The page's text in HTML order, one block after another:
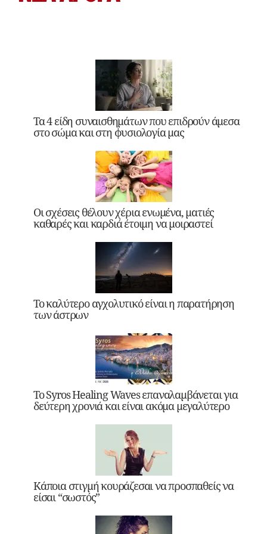
Τα 4 είδη συναισθημάτων που επιδρούν άμεσα
στο σώμα και στη φυσιολογία μας
Οι σχέσεις θέλουν χέρια ενωμένα, ματιές
καθαρές και καρδιά έτοιμη να μοιραστεί
Το καλύτερο αγχολυτικό είναι η παρατήρηση
των άστρων
Το Syros Healing Waves επαναλαμβάνεται για
δεύτερη χρονιά και είναι ακόμα μεγαλύτερο
Κάποια στιγμή κουράζεσαι να προσπαθείς να
είσαι “σωστός”